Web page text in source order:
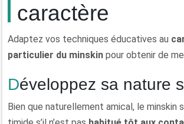
caractère
Adaptez vos techniques éducatives au
particulier du minskin pour obtenir de
Développez sa nature
Bien que naturellement amical, le minskin